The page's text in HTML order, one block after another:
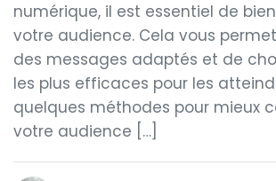
numérique, il est essentiel de
votre audience. Cela vous
des messages adaptés et de
les plus efficaces pour les
quelques méthodes pour mieux
votre audience […]